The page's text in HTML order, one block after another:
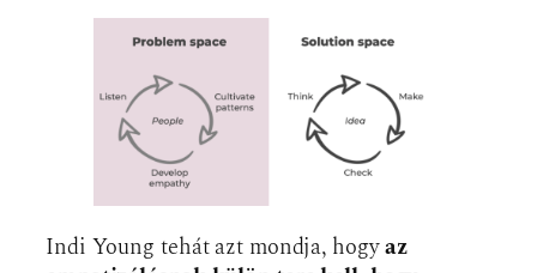
Indi Young tehát azt mondja, hogyaz